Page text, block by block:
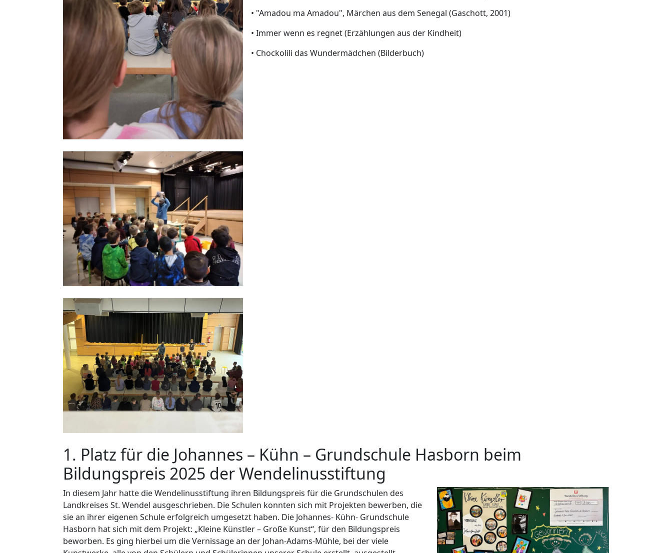
• "Amadou ma Amadou", Märchen aus dem Senegal (Gaschott, 2001)
• Immer wenn es regnet (Erzählungen aus der Kindheit)
• Chockolili das Wundermädchen (Bilderbuch)
1. Platz für die Johannes – Kühn – Grundschule Hasborn beim
Bildungspreis 2025 der Wendelinusstiftung
In diesem Jahr hatte die Wendelinusstiftung ihren Bildungspreis für die Grundschulen des
Landkreises St. Wendel ausgeschrieben. Die Schulen konnten sich mit Projekten bewerben, die
sie an ihrer eigenen Schule erfolgreich umgesetzt haben. Die Johannes- Kühn- Grundschule
Hasborn hat sich mit dem Projekt: „Kleine Künstler – Große Kunst“, für den Bildungspreis
beworben. Es ging hierbei um die Vernissage an der Johan-Adams-Mühle, bei der viele